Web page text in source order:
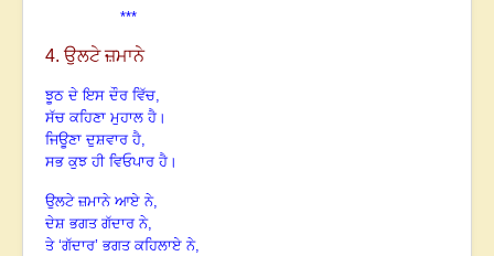
***
4. ਉਲਟੇ ਜ਼ਮਾਨੇ
ਝੂਠ ਦੇ ਇਸ ਦੌਰ ਵਿੱਚ,
ਸੱਚ ਕਹਿਣਾ ਮੁਹਾਲ ਹੈ।
ਜਿਊਣਾ ਦੁਸ਼ਵਾਰ ਹੈ,
ਸਭ ਕੁਝ ਹੀ ਵਿਓਪਾਰ ਹੈ।
ਉਲਟੇ ਜ਼ਮਾਨੇ ਆਏ ਨੇ,
ਦੇਸ਼ ਭਗਤ ਗੱਦਾਰ ਨੇ,
ਤੇ ‘ਗੱਦਾਰ’ ਭਗਤ ਕਹਿਲਾਏ ਨੇ,